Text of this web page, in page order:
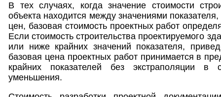
В тех случаях, когда значение стоимости
объекта находится между значениями
цен, базовая стоимость проектных работ
Если стоимость строительства проектируемого
или ниже крайних значений показателя,
базовая цена проектных работ принимается в
крайних показателей без экстраполяции в
уменьшения.